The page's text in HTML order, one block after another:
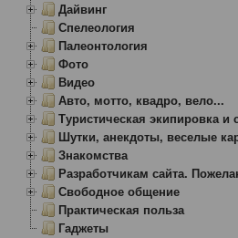
Дайвинг
Спелеология
Палеонтология
Фото
Видео
Авто, мотто, квадро, вело...
Туристическая экипировка и
Шутки, анекдоты, веселые
Знакомства
Разработчикам сайта.
Свободное общение
Практическая польза
Гаджеты